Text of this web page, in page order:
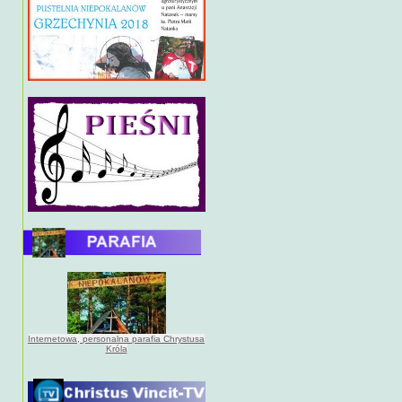
Internetowa, personalna parafia Chrystusa
Króla